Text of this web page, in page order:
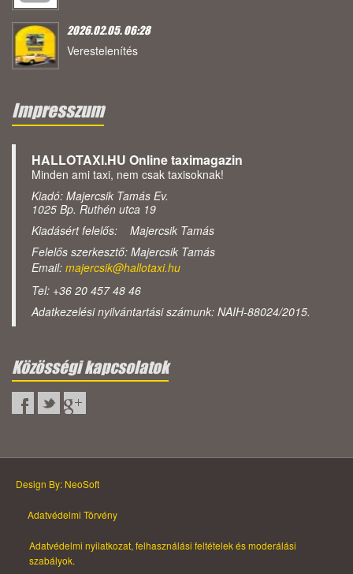
2026.02.05. 06:28
Verestelenítés
Impresszum
HALLOTAXI.HU Online taximagazin
Minden ami taxi, nem csak taxisoknak!
Kiadó: Majercsik Tamás Ev.
1025 Bp. Ruthén utca 19
Kiadásért felelős: Majercsik Tamás
Felelős szerkesztő: Majercsik Tamás
Email: majercsik@hallotaxi.hu
Tel: +36 20 457 48 46
Adatkezelési nyilvántartási számunk: NAIH-88024/2015.
Közösségi kapcsolatok
Design By: NeoSoft
Adatvédelmi Törvény
Adatvédelmi nyilatkozat, felhasználási feltételek és moderálási
szabályok.